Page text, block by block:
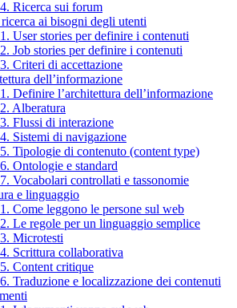
Ricerca sui forum
ai bisogni degli utenti
User stories per definire i contenuti
Job stories per definire i contenuti
Criteri di accettazione
dell’informazione
Definire l’architettura dell’informazione
Alberatura
Flussi di interazione
Sistemi di navigazione
Tipologie di contenuto (content type)
Ontologie e standard
Vocabolari controllati e tassonomie
e linguaggio
Come leggono le persone sul web
Le regole per un linguaggio semplice
Microtesti
Scrittura collaborativa
Content critique
Traduzione e localizzazione dei contenuti